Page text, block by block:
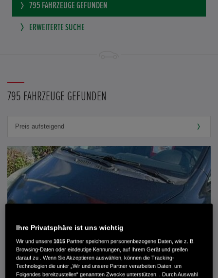
795 FAHRZEUGE GEFUNDEN
ERWEITERTE SUCHE
795 FAHRZEUGE GEFUNDEN
Ihre Privatsphäre ist uns wichtig
Wir und unsere1015 Partner speichern personenbezogene Daten, wie z. B.
Browsing-Daten oder eindeutige Kennungen, auf Ihrem Gerät und greifen
darauf zu . Wenn Sie Akzeptieren auswählen, können die Tracking-
Technologien die unter „Wir und unsere Partner verarbeiten Daten, um
Folgendes bereitzustellen“ genannten Zwecke unterstützen. . Durch Auswahl